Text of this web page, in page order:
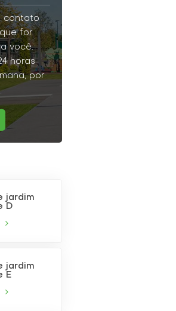
contato
for
você.
horas
por
jardim
D
jardim
E